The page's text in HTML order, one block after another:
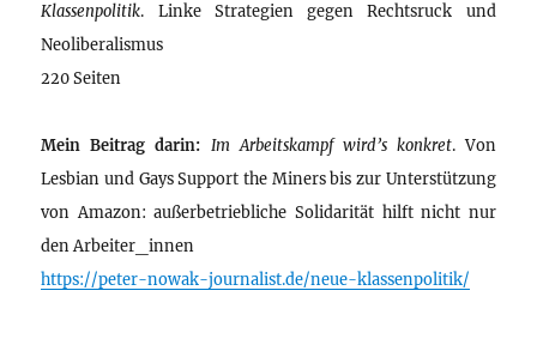
Klassenpolitik. Linke Strategien gegen Rechtsruck und
Neoliberalismus
220 Seiten
Mein Beitrag darin: Im Arbeitskampf wird’s konkret. Von
Lesbian und Gays Support the Miners bis zur Unterstützung
von Amazon: außerbetriebliche Solidarität hilft nicht nur
den Arbeiter_innen
https://peter-nowak-journalist.de/neue-klassenpolitik/